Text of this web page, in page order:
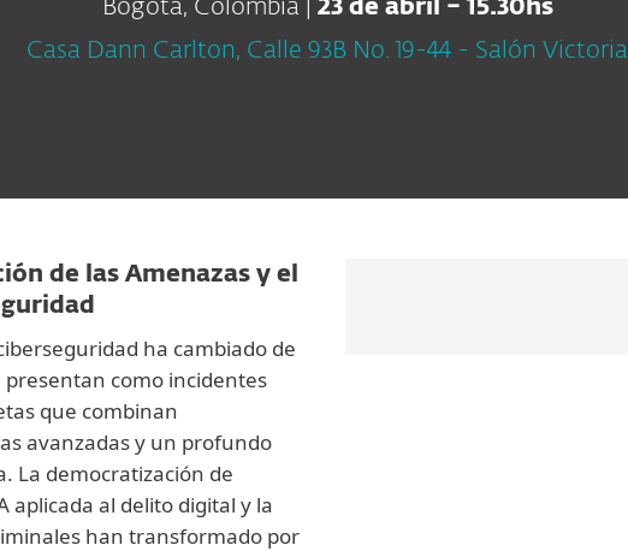
Bogotá, Colombia | 23 de abril – 15.30hs
Casa Dann Carlton, Calle 93B No. 19-44 - Salón Victoria
de las Amenazas y el
ha cambiado de
presentan como incidentes
que combinan
avanzadas y un profundo
La democratización de
aplicada al delito digital y la
han transformado por